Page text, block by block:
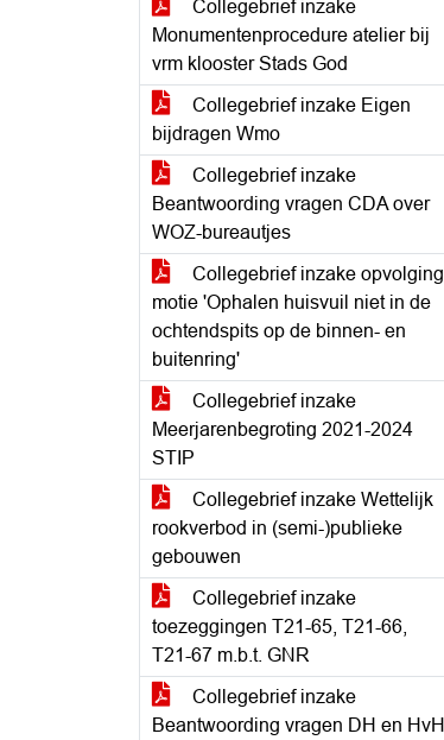
Collegebrief inzake
Monumentenprocedure atelier bij
vrm klooster Stads God
Collegebrief inzake Eigen
bijdragen Wmo
Collegebrief inzake
Beantwoording vragen CDA over
WOZ-bureautjes
Collegebrief inzake opvolging
motie 'Ophalen huisvuil niet in de
ochtendspits op de binnen- en
buitenring'
Collegebrief inzake
Meerjarenbegroting 2021-2024
STIP
Collegebrief inzake Wettelijk
rookverbod in (semi-)publieke
gebouwen
Collegebrief inzake
toezeggingen T21-65, T21-66,
T21-67 m.b.t. GNR
Collegebrief inzake
Beantwoording vragen DH en HvH